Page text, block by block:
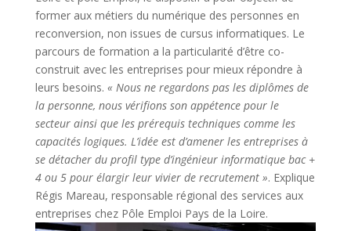
former aux métiers du numérique des personnes en
reconversion, non issues de cursus informatiques. Le
parcours de formation a la particularité d’être co-
construit avec les entreprises pour mieux répondre à
leurs besoins. « Nous ne regardons pas les diplômes de
la personne, nous vérifions son appétence pour le
secteur ainsi que les prérequis techniques comme les
capacités logiques. L’idée est d’amener les entreprises à
se détacher du profil type d’ingénieur informatique bac +
4 ou 5 pour élargir leur vivier de recrutement ». Explique
Régis Mareau, responsable régional des services aux
entreprises chez Pôle Emploi Pays de la Loire.